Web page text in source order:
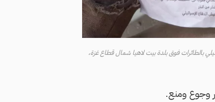
بالطائرات فوق بلدة بيت لاهيا شمال قطاع غزة،
وجوع ومنع.